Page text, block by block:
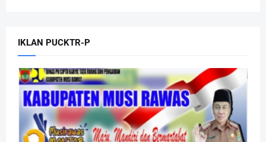
IKLAN PUCKTR-P